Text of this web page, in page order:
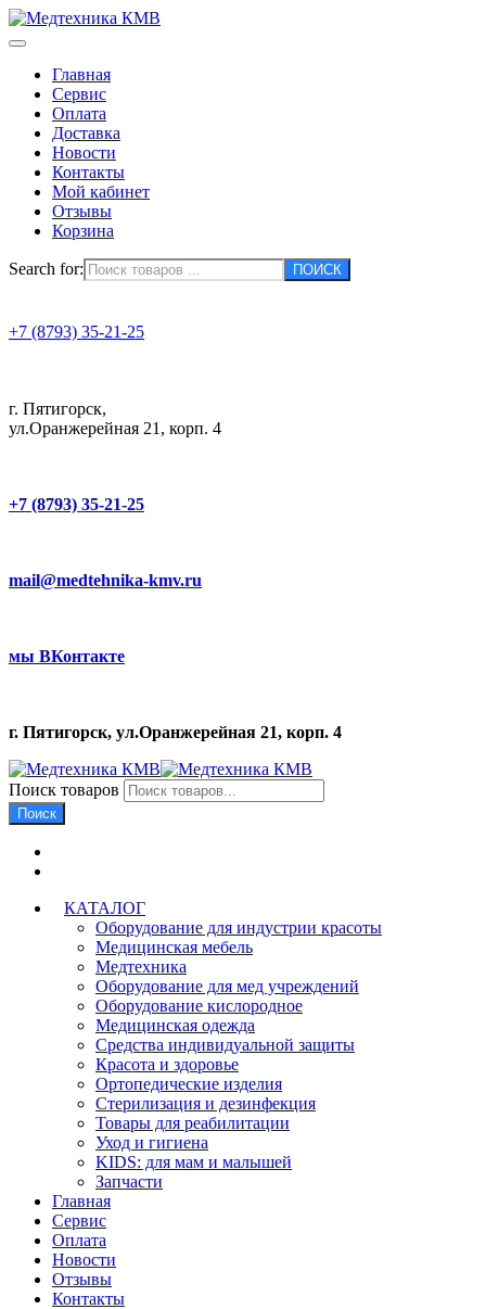
Главная
Сервис
Оплата
Доставка
Новости
Контакты
Мой кабинет
Отзывы
Корзина
Search for:
+7 (8793) 35-21-25
г. Пятигорск,
ул.Оранжерейная 21, корп. 4
+7 (8793) 35-21-25
mail@medtehnika-kmv.ru
мы ВКонтакте
г. Пятигорск, ул.Оранжерейная 21, корп. 4
Поиск товаров
Поиск
КАТАЛОГ
Оборудование для индустрии красоты
Медицинская мебель
Медтехника
Оборудование для мед учреждений
Оборудование кислородное
Медицинская одежда
Средства индивидуальной защиты
Красота и здоровье
Ортопедические изделия
Стерилизация и дезинфекция
Товары для реабилитации
Уход и гигиена
KIDS: для мам и малышей
Запчасти
Главная
Сервис
Оплата
Новости
Отзывы
Контакты